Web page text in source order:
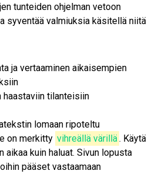
tunteiden ohjelman vetoon
syventää valmiuksia käsitellä niitä
ja vertaaminen aikaisempien
haastaviin tilanteisiin
lomaan ripoteltu
on merkitty vihreällä värillä . Käytä
aikaa kuin haluat. Sivun lopusta
pääset vastaamaan